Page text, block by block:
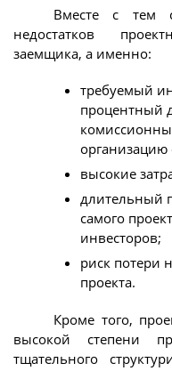
Вместе с тем
недостатков
заемщика, а именно:
требуемый
процентный
высокие
длительный
самого
инвесторов;
риск потери
проекта.
Кроме того,
высокой степени
тщательного